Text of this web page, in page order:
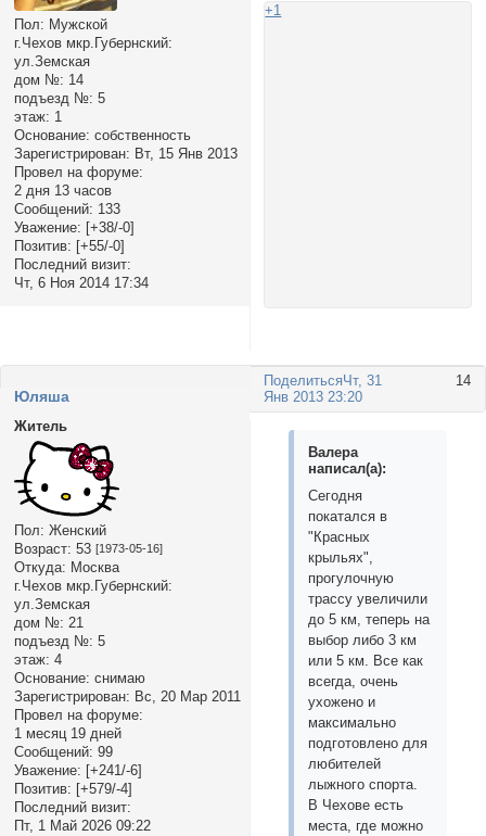
Пол: Мужской
г.Чехов мкр.Губернский:
ул.Земская
дом №: 14
подъезд №: 5
этаж: 1
Основание: собственность
Зарегистрирован: Вт, 15 Янв 2013
Провел на форуме:
2 дня 13 часов
Сообщений: 133
Уважение: [+38/-0]
Позитив: [+55/-0]
Последний визит:
Чт, 6 Ноя 2014 17:34
+1
Поделиться 14
Чт, 31
Янв 2013 23:20
Юляша
Житель
Пол: Женский
Возраст: 53 [1973-05-16]
Откуда: Москва
г.Чехов мкр.Губернский:
ул.Земская
дом №: 21
подъезд №: 5
этаж: 4
Основание: снимаю
Зарегистрирован: Вс, 20 Мар 2011
Провел на форуме:
1 месяц 19 дней
Сообщений: 99
Уважение: [+241/-6]
Позитив: [+579/-4]
Последний визит:
Пт, 1 Май 2026 09:22
Валера
написал(а):
Сегодня
покатался в
"Красных
крыльях",
прогулочную
трассу увеличили
до 5 км, теперь на
выбор либо 3 км
или 5 км. Все как
всегда, очень
ухожено и
максимально
подготовлено для
любителей
лыжного спорта.
В Чехове есть
места, где можно